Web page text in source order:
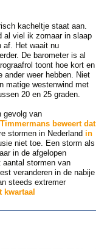
kacheltje staat aan.
al viel ik zomaar in slaap
af. Het waait nu
De barometer is al
toont hoe kort en
ander weer hebben. Niet
matige westenwind met
20 en 25 graden.
gevolg van
beweert dat
stormen in Nederland in
niet toe. Een storm als
in de afgelopen
aantal stormen van
veranderen in de nabije
steeds extremer
kwartaal